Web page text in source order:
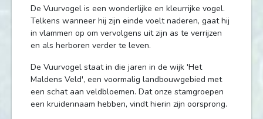
De Vuurvogel is een wonderlijke en kleurrijke vogel.
Telkens wanneer hij zijn einde voelt naderen, gaat hij
in vlammen op om vervolgens uit zijn as te verrijzen
en als herboren verder te leven.
De Vuurvogel staat in die jaren in de wijk 'Het
Maldens Veld', een voormalig landbouwgebied met
een schat aan veldbloemen. Dat onze stamgroepen
een kruidennaam hebben, vindt hierin zijn oorsprong.